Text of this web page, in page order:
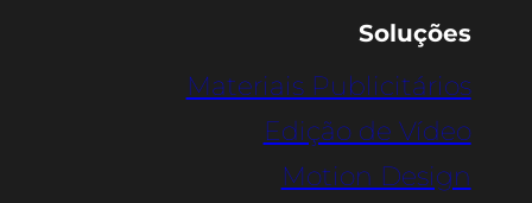
Soluções
Materiais Publicitários
Edição de Vídeo
Motion Design